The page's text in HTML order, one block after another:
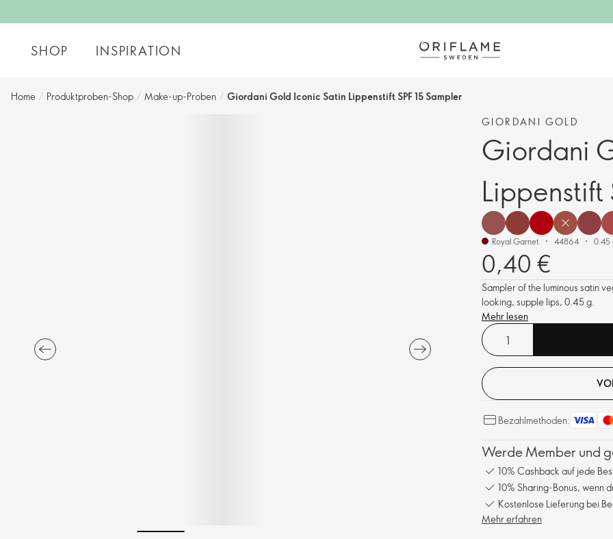
SHOP INSPIRATION
Home / Produktproben-Shop / Make-up-Proben / Giordani Gold Iconic Satin Lippenstift SPF 15 Sampler
GIORDANI GOLD
Giordani
Lippenstift
Royal Garnet 44864 0.45
0,40 €
Sampler of the luminous satin
looking, supple lips, 0.45 g.
Mehr lesen
Bezahlmethoden:
Werde Member und
10% Cashback auf jede
10% Sharing-Bonus, wenn
Kostenlose Lieferung bei
Mehr erfahren